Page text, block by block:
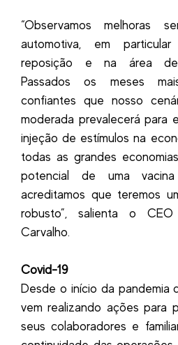
“Observamos melhoras
automotiva, em
reposição e na área de
Passados os meses
confiantes que nosso
moderada prevalecerá para
injeção de estímulos na
todas as grandes
potencial de uma
acreditamos que teremos
robusto”, salienta o
Carvalho.
Covid-19
Desde o início da pandemia
vem realizando ações para
seus colaboradores e